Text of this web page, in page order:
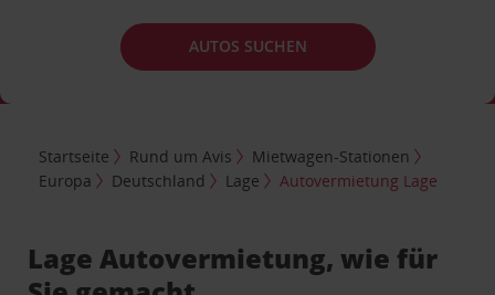
AUTOS SUCHEN
Startseite Rund um Avis
Mietwagen-Stationen
Europa
Deutschland Lage Autovermietung Lage
Lage Autovermietung, wie für